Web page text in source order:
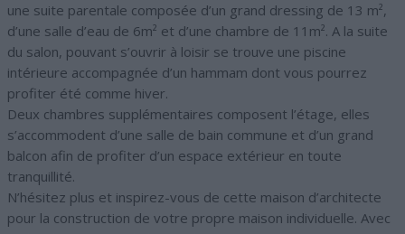
une suite parentale composée d’un grand dressing de 13 m²,
d’une salle d’eau de 6m² et d’une chambre de 11m². A la suite
du salon, pouvant s’ouvrir à loisir se trouve une piscine
intérieure accompagnée d’un hammam dont vous pourrez
profiter été comme hiver.
Deux chambres supplémentaires composent l’étage, elles
s’accommodent d’une salle de bain commune et d’un grand
balcon afin de profiter d’un espace extérieur en toute
tranquillité.
N’hésitez plus et inspirez-vous de cette maison d’architecte
pour la construction de votre propre maison individuelle. Avec